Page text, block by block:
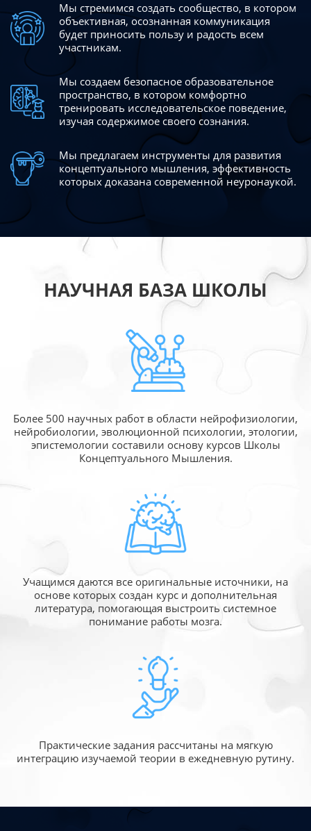
Мы стремимся создать сообщество, в котором
объективная, осознанная коммуникация
будет приносить пользу и радость всем
участникам.
Мы создаем безопасное образовательное
пространство, в котором комфортно
тренировать исследовательское поведение,
изучая содержимое своего сознания.
Мы предлагаем инструменты для развития
концептуального мышления, эффективность
которых доказана современной неуронаукой.
НАУЧНАЯ БАЗА ШКОЛЫ
Более 500 научных работ в области нейрофизиологии,
нейробиологии, эволюционной психологии, этологии,
эпистемологии составили основу курсов Школы
Концептуального Мышления.
Учащимся даются все оригинальные источники, на
основе которых создан курс и дополнительная
литература, помогающая выстроить системное
понимание работы мозга.
Практические задания рассчитаны на мягкую
интеграцию изучаемой теории в ежедневную рутину.